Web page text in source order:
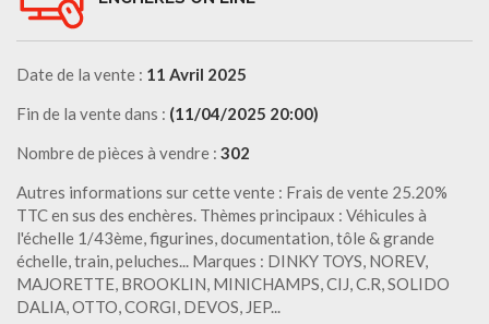
Date de la vente : 11 Avril 2025
Fin de la vente dans : (11/04/2025 20:00)
Nombre de pièces à vendre : 302
Autres informations sur cette vente : Frais de vente 25.20%
TTC en sus des enchères. Thèmes principaux : Véhicules à
l'échelle 1/43ème, figurines, documentation, tôle & grande
échelle, train, peluches... Marques : DINKY TOYS, NOREV,
MAJORETTE, BROOKLIN, MINICHAMPS, CIJ, C.R, SOLIDO
DALIA, OTTO, CORGI, DEVOS, JEP...